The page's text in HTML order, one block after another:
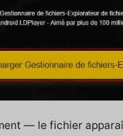
— le fichier